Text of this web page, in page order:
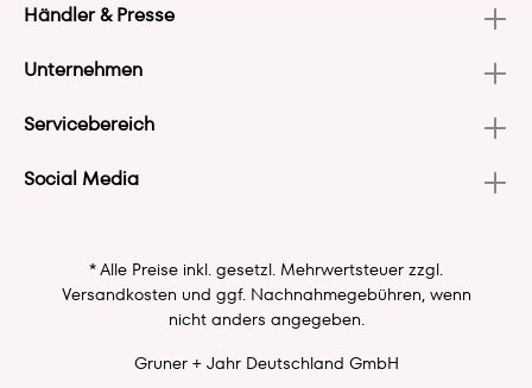
Händler & Presse
Unternehmen
Servicebereich
Social Media
* Alle Preise inkl. gesetzl. Mehrwertsteuer zzgl.
Versandkosten und ggf. Nachnahmegebühren, wenn
nicht anders angegeben.
Gruner + Jahr Deutschland GmbH